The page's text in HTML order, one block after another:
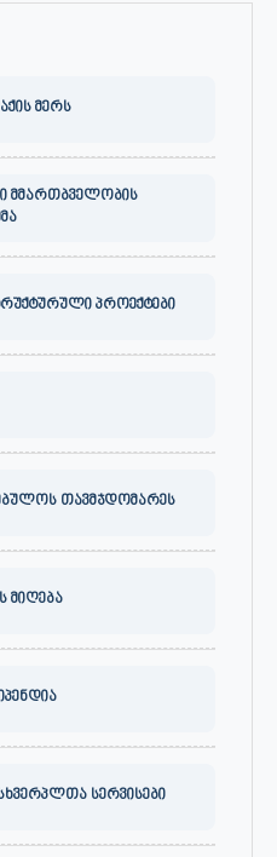
მერს
მმართბველობის
პროექტები
თავმჯდომარეს
მიღება
სერვისები